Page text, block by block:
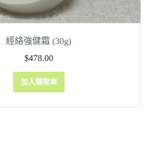
經絡強健霜 (30g)
$478.00
加入購物車